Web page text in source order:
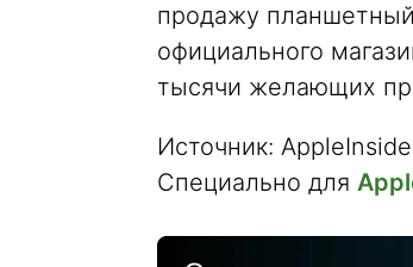
продажу
официального
тысячи желающих
Источник:
Специально для